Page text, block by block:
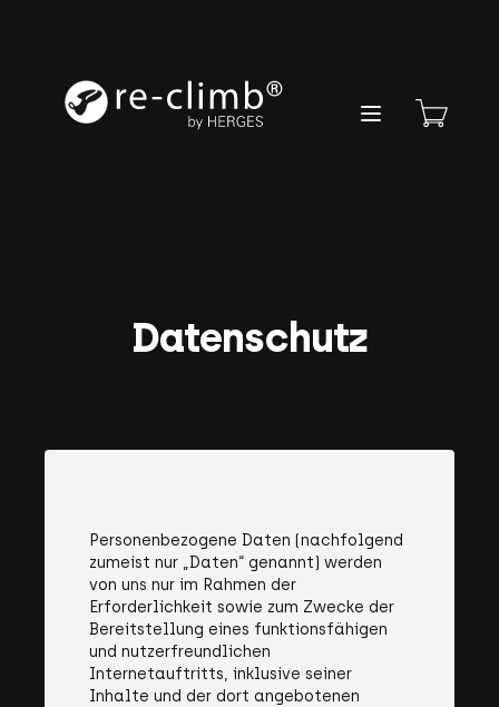
Open main menu
Datenschutz
Personenbezogene Daten (nachfolgend
zumeist nur „Daten“ genannt) werden
von uns nur im Rahmen der
Erforderlichkeit sowie zum Zwecke der
Bereitstellung eines funktionsfähigen
und nutzerfreundlichen
Internetauftritts, inklusive seiner
Inhalte und der dort angebotenen